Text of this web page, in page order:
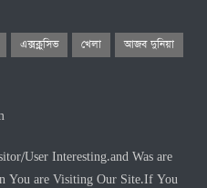
এক্সক্লুসিভ খেলা আজব দুনিয়া
User Interesting.and Was are
You are Visiting Our Site.If You